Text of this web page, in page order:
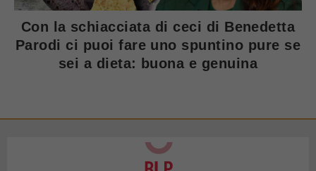
Con la schiacciata di ceci di Benedetta
Parodi ci puoi fare uno spuntino pure se
sei a dieta: buona e genuina